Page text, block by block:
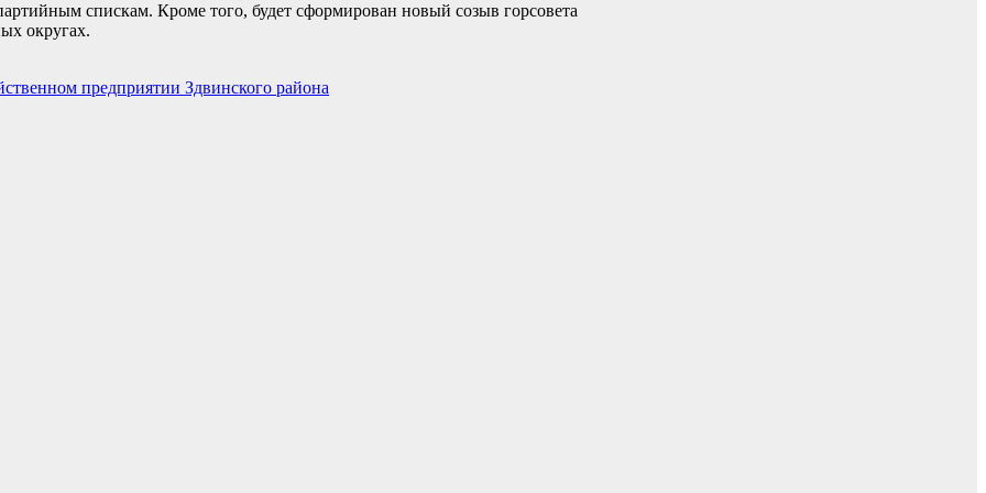
спискам. Кроме того, будет сформирован новый созыв горсовета
округах.
предприятии Здвинского района